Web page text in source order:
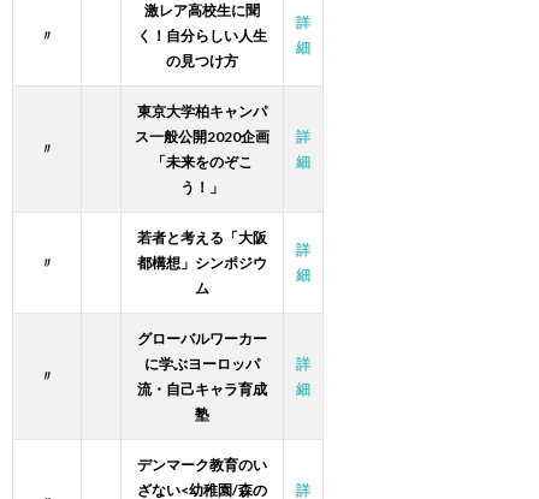
〃
激レア高校生に聞
く！自分らしい人生
の見つけ方
詳
細
〃
東京大学柏キャンパ
ス一般公開2020企画
「未来をのぞこ
う！」
詳
細
〃
若者と考える「大阪
都構想」シンポジウ
ム
詳
細
〃
グローバルワーカー
に学ぶヨーロッパ
流・自己キャラ育成
塾
詳
細
デンマーク教育のい
ざない<幼稚園/森の
詳